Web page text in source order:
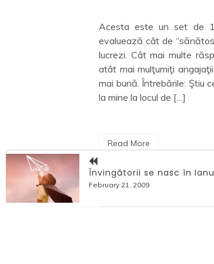
set de 12 întrebări care
de “sănătos” este locul unde
multe răspunsuri de Da, cu
angajaţii şi productivitate
Ştiu ce se aşteaptă de
În Canada
hochei. Sute
practice
grădiniţă.
campionate
iar în fiecare
Învingătorii se nasc în
February 21, 2009